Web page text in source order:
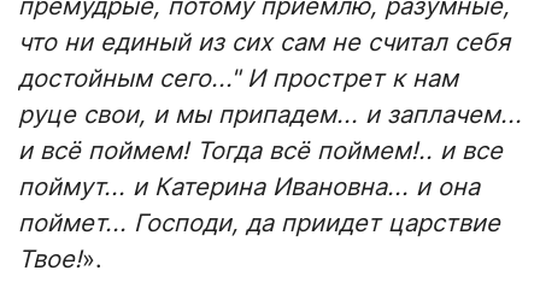
премудрые, потому приемлю, разумные,
что ни единый из сих сам не считал себя
достойным сего..." И прострет к нам
руце свои, и мы припадем... и заплачем...
и всё поймем! Тогда всё поймем!.. и все
поймут... и Катерина Ивановна... и она
поймет... Господи, да приидет царствие
Твое!».